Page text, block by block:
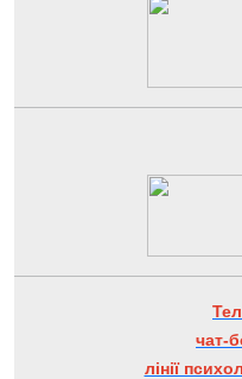
чат-
лінії